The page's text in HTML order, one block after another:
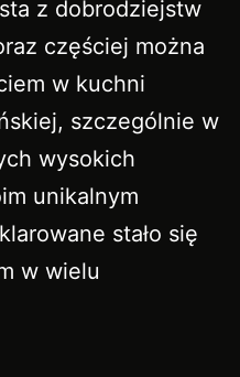
z dobrodziejstw
częściej można
w kuchni
szczególnie w
wysokich
unikalnym
stało się
w wielu